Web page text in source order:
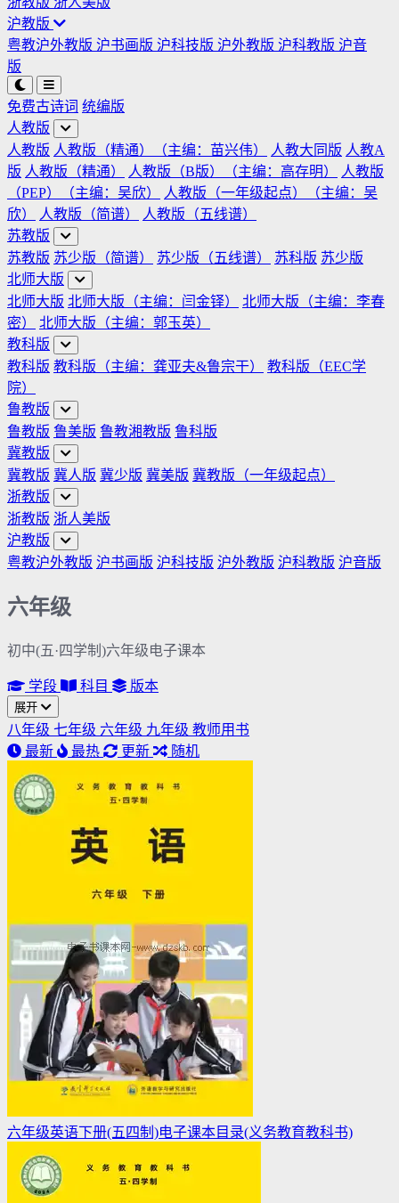
沪教版
粤教沪外教版 沪书画版 沪科技版 沪外教版 沪科教版 沪音
版
免费古诗词 统编版
人教版
人教版 人教版（精通）（主编：苗兴伟） 人教大同版 人教A
版 人教版（精通） 人教版（B版）（主编：高存明）
人教版
（PEP）（主编：吴欣）
人教版（一年级起点）（主编：吴
欣）
人教版（简谱）
人教版（五线谱）
苏教版
苏教版 苏少版（简谱） 苏少版（五线谱） 苏科版 苏少版
北师大版
北师大版 北师大版（主编：闫金铎）
北师大版（主编：李春
密）
北师大版（主编：郭玉英）
教科版
教科版 教科版（主编：龚亚夫&鲁宗干）
教科版（EEC学
院）
鲁教版
鲁教版 鲁美版 鲁教湘教版 鲁科版
冀教版
冀教版 冀人版 冀少版 冀美版 冀教版（一年级起点）
浙教版
浙教版 浙人美版
沪教版
粤教沪外教版 沪书画版 沪科技版 沪外教版 沪科教版 沪音版
六年级
初中(五·四学制)六年级电子课本
学段 科目 版本
展开
八年级 七年级 六年级 九年级 教师用书
最新
最热 更新 随机
六年级英语下册(五四制)电子课本目录(义务教育教科书)